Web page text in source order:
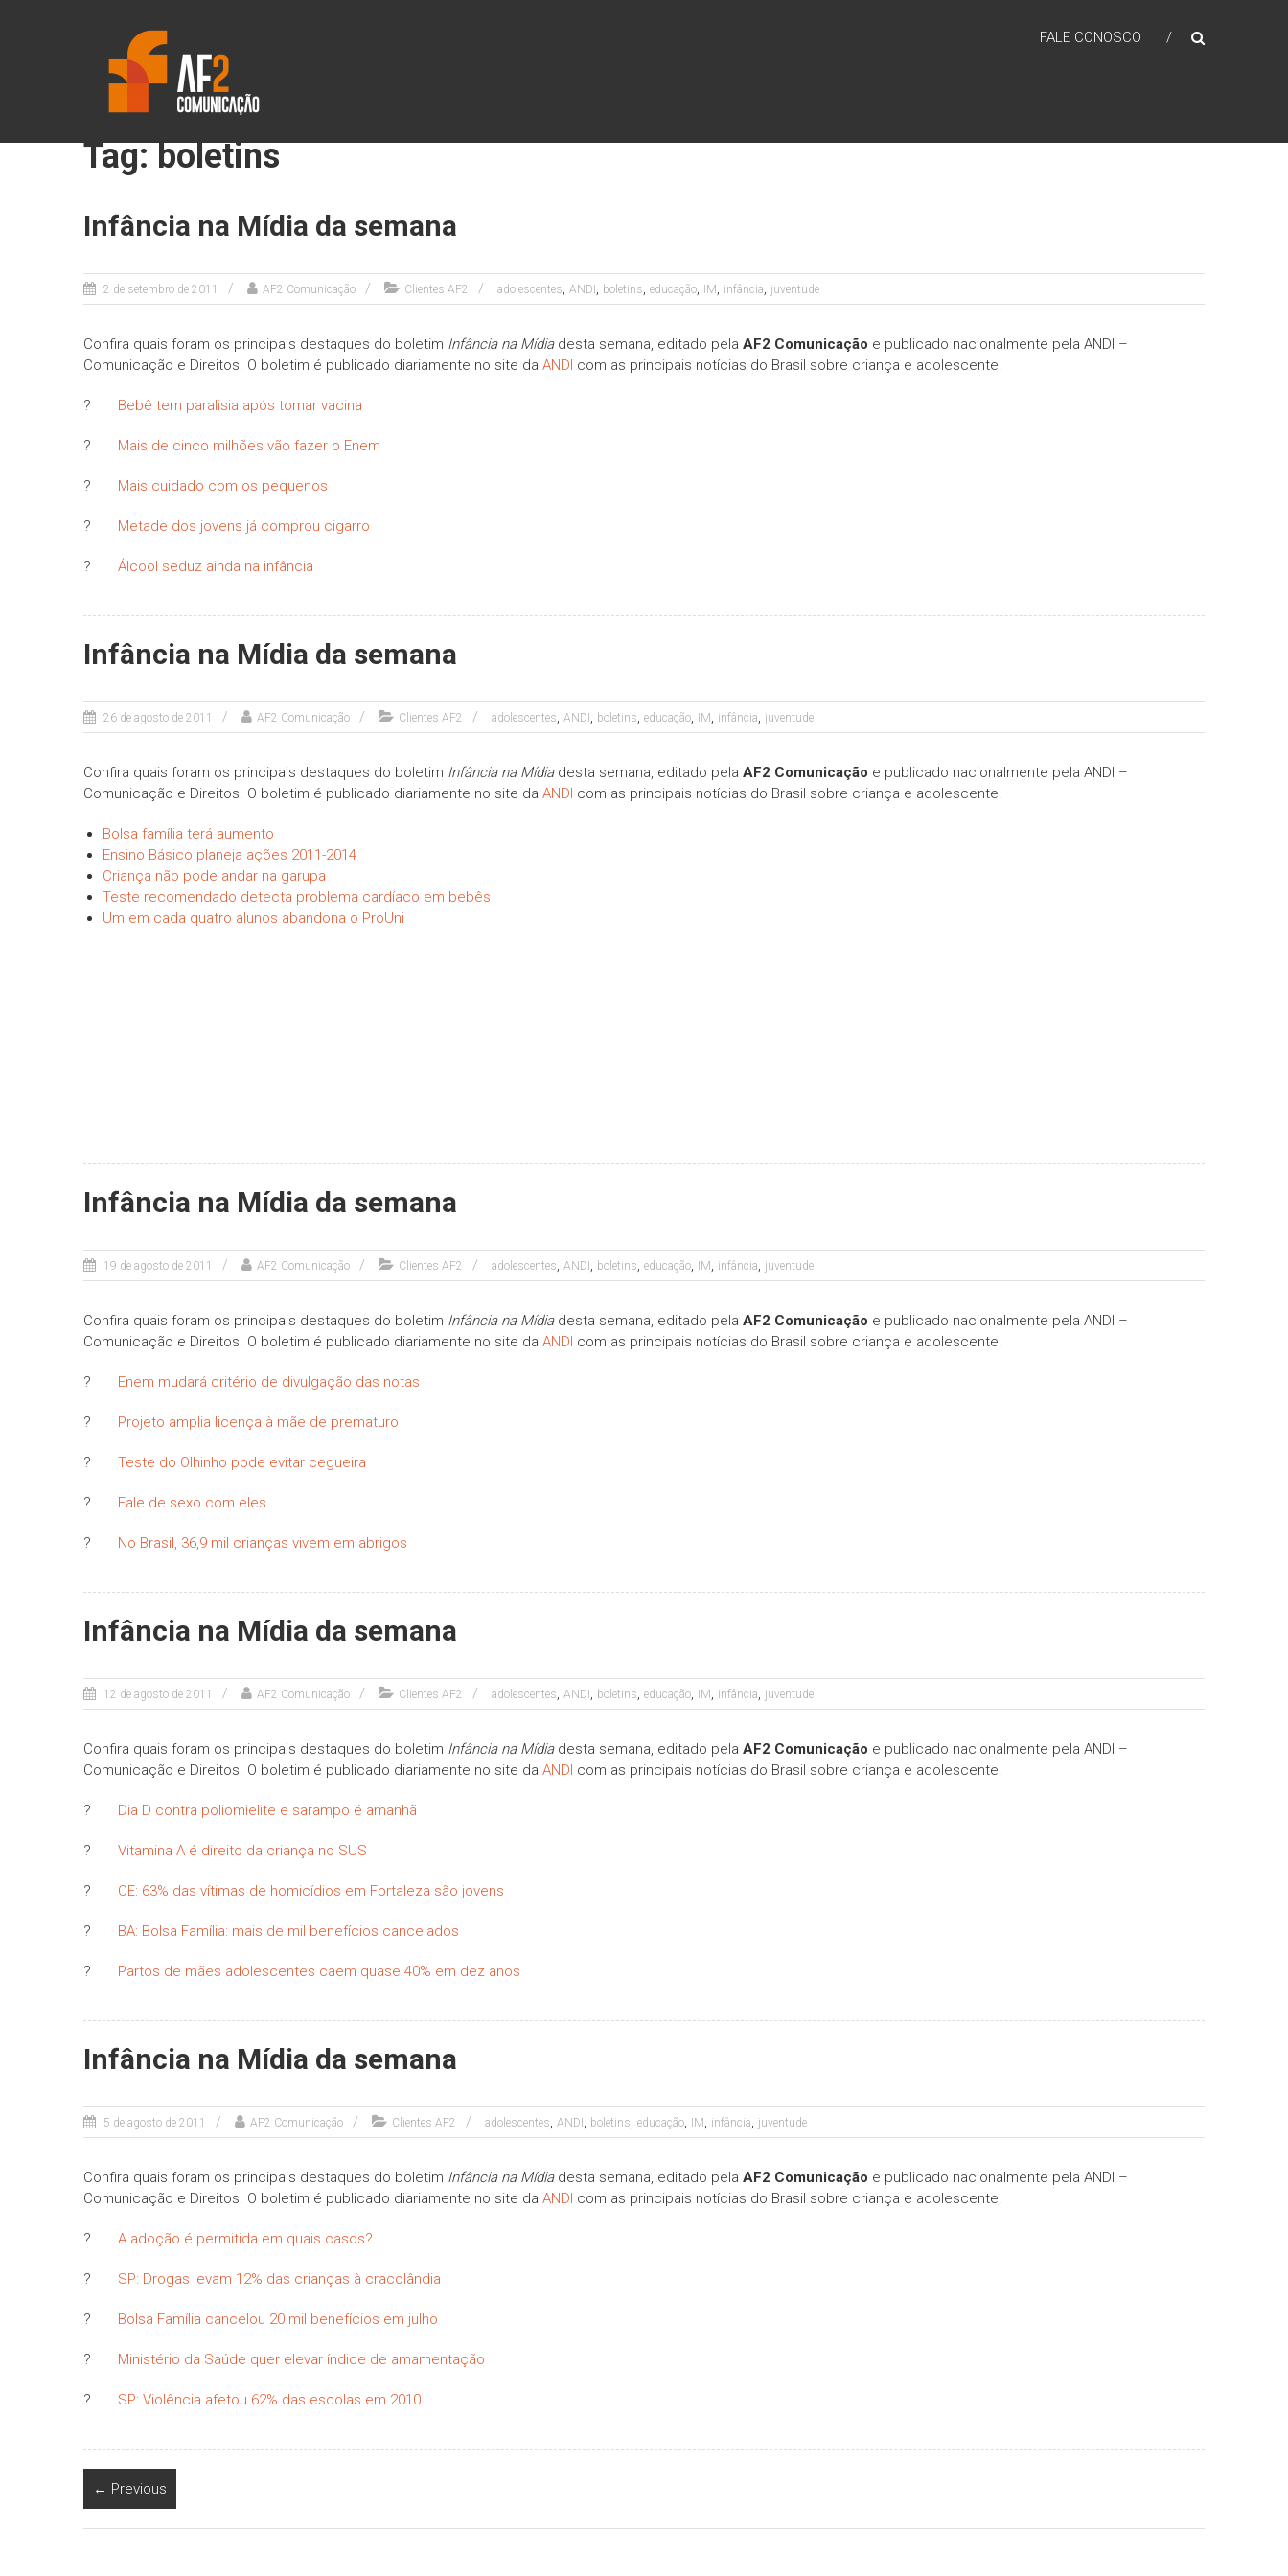
COMUNICAÇÃO
FALE CONOSCO
Tag: boletins
Infância na Mídia da semana
2 de setembro de 2011 AF2 Comunicação Clientes AF2 adolescentes, ANDI , boletins, educação, IM , infância, juventude
Confira quais foram os principais destaques do boletim Infância na Mídia desta semana, editado pela AF2 Comunicação e publicado nacionalmente pela ANDI –
Comunicação e Direitos. O boletim é publicado diariamente no site da ANDI com as principais notícias do Brasil sobre criança e adolescente.
? Bebê tem paralisia após tomar vacina
? Mais de cinco milhões vão fazer o Enem
? Mais cuidado com os pequenos
? Metade dos jovens já comprou cigarro
? Álcool seduz ainda na infância
Infância na Mídia da semana
26 de agosto de 2011 AF2 Comunicação Clientes AF2 adolescentes, ANDI , boletins, educação, IM , infância, juventude
Confira quais foram os principais destaques do boletim Infância na Mídiadesta semana, editado pela AF2 Comunicação e publicado nacionalmente pela ANDI –
Comunicação e Direitos. O boletim é publicado diariamente no site da ANDI com as principais notícias do Brasil sobre criança e adolescente.
Bolsa família terá aumento
Ensino Básico planeja ações 2011-2014
Criança não pode andar na garupa
Teste recomendado detecta problema cardíaco em bebês
Um em cada quatro alunos abandona o ProUni
Infância na Mídia da semana
19 de agosto de 2011 AF2 Comunicação Clientes AF2 adolescentes, ANDI , boletins, educação, IM , infância, juventude
Confira quais foram os principais destaques do boletim Infância na Mídiadesta semana, editado pela AF2 Comunicação e publicado nacionalmente pela ANDI –
Comunicação e Direitos. O boletim é publicado diariamente no site da ANDI com as principais notícias do Brasil sobre criança e adolescente.
? Enem mudará critério de divulgação das notas
? Projeto amplia licença à mãe de prematuro
? Teste do Olhinho pode evitar cegueira
? Fale de sexo com eles
? No Brasil, 36,9 mil crianças vivem em abrigos
Infância na Mídia da semana
12 de agosto de 2011 AF2 Comunicação Clientes AF2 adolescentes, ANDI , boletins, educação, IM , infância, juventude
Confira quais foram os principais destaques do boletim Infância na Mídiadesta semana, editado pela AF2 Comunicação e publicado nacionalmente pela ANDI –
Comunicação e Direitos. O boletim é publicado diariamente no site da ANDI com as principais notícias do Brasil sobre criança e adolescente.
? Dia D contra poliomielite e sarampo é amanhã
? Vitamina A é direito da criança no SUS
? CE: 63% das vítimas de homicídios em Fortaleza são jovens
? BA: Bolsa Família: mais de mil benefícios cancelados
? Partos de mães adolescentes caem quase 40% em dez anos
Infância na Mídia da semana
5 de agosto de 2011 AF2 Comunicação Clientes AF2 adolescentes, ANDI , boletins, educação, IM , infância, juventude
Confira quais foram os principais destaques do boletim Infância na Mídiadesta semana, editado pela AF2 Comunicação e publicado nacionalmente pela ANDI –
Comunicação e Direitos. O boletim é publicado diariamente no site da ANDI com as principais notícias do Brasil sobre criança e adolescente.
? A adoção é permitida em quais casos?
? SP: Drogas levam 12% das crianças à cracolândia
? Bolsa Família cancelou 20 mil benefícios em julho
? Ministério da Saúde quer elevar índice de amamentação
? SP: Violência afetou 62% das escolas em 2010
← Previous